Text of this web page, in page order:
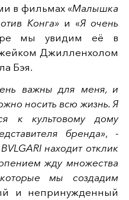
в фильмах «Малышка
Конга»и «Я очень
мы увидим её в
Джилленхолом
Бэя.
важны для меня, и
носить всю жизнь. Я
к культовому дому
бренда», -
находит отклик
жду множества
мы создадим
и непринужденный